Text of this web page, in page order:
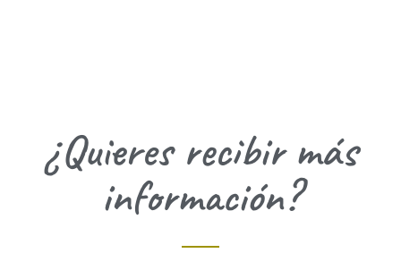
¿Quieres recibir más
información?